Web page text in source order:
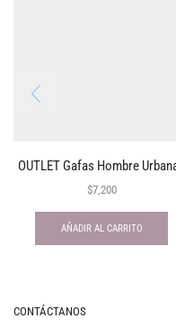
OUTLET Gafas Hombre
$7,200
AÑADIR AL CARRITO
CONTÁCTANOS